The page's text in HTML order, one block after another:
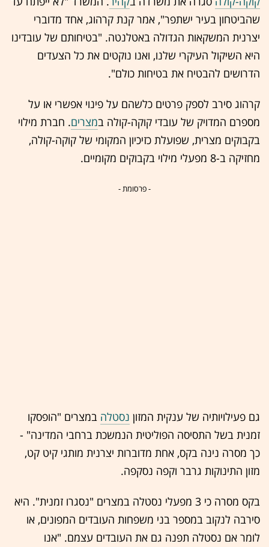
שהביטחון בעיר ישתפר", אמר קנת קרהוג, אחד מדוברי
יצרנית המשקאות הגדולה באטלנטה. "בטיחותם של עובדינו
היא השיקול העיקרי שלנו, ואנו נוקטים את כל הצעדים
הדרושים להבטיח את בטיחות כולם".
קרהוג סירב לספק פרטים כלשהם על פינוי אפשרי או על
מספרם המדויק של עובדי קוקה-קולה במצרים. חברת מילוי
בקבוקים מצרית, שפועלת כזיכיון המקומי של קוקה-קולה,
מחזיקה ב-8 מפעלי מילוי בקבוקים מקומיים.
- פרסומת -
גם פעילויותיה של ענקית המזון נסטלה במצרים "הופסקו
זמנית בשל התסיסה הפוליטית הנמשכת ברחבי המדינה" -
כך מסרה נינה בקס, אחת מדוברות יצרנית מותגי קיט קט,
מזון התינוקות גרבר וקפה נסקפה.
בקס מסרה כי 3 מפעלי נסטלה במצרים "נסגרו זמנית". היא
סירבה לנקוב במספר בני משפחות העובדים המפונים, או
לומר אם נסטלה תפנה גם את העובדים עצמם. "אנו